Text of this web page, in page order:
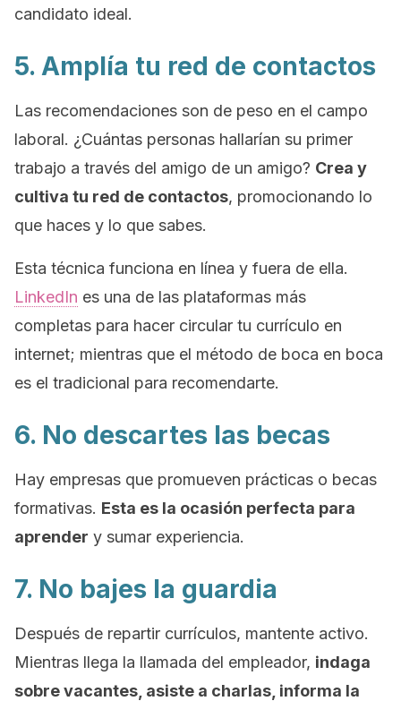
candidato ideal.
5. Amplía tu red de contactos
Las recomendaciones son de peso en el campo
laboral. ¿Cuántas personas hallarían su primer
trabajo a través del amigo de un amigo? Crea y
cultiva tu red de contactos, promocionando lo
que haces y lo que sabes.
Esta técnica funciona en línea y fuera de ella.
LinkedIn es una de las plataformas más
completas para hacer circular tu currículo en
internet; mientras que el método de boca en boca
es el tradicional para recomendarte.
6. No descartes las becas
Hay empresas que promueven prácticas o becas
formativas. Esta es la ocasión perfecta para
aprender y sumar experiencia.
7. No bajes la guardia
Después de repartir currículos, mantente activo.
Mientras llega la llamada del empleador, indaga
sobre vacantes, asiste a charlas, informa la